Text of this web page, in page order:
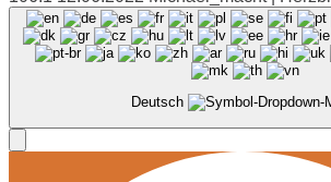
Deutsch